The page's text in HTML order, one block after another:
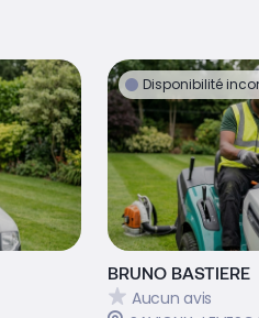
Disponibilité
BRUNO BASTIERE
Aucun avis